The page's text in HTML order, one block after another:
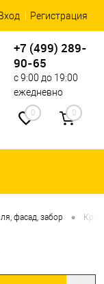
Вход Регистрация
+7 (499) 289-
90-65
с 9:00 до 19:00
ежедневно
0 0
фасад, забор •